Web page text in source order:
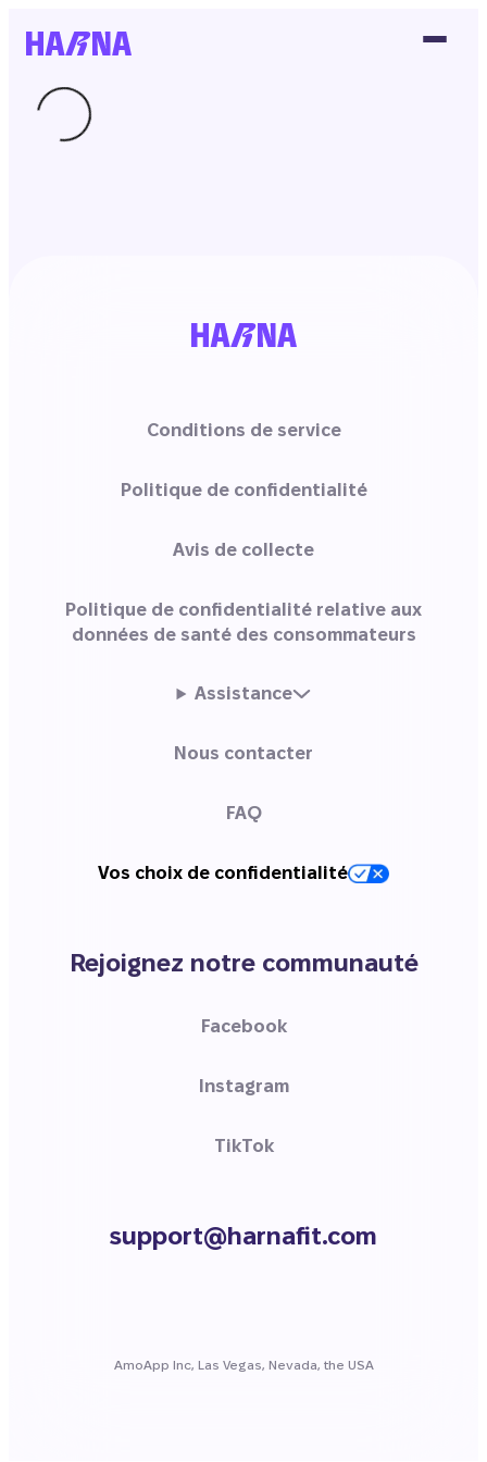
Conditions de service
Politique de confidentialité
Avis de collecte
Politique de confidentialité relative aux
données de santé des consommateurs
Assistance
Nous contacter
FAQ
Vos choix de confidentialité
Rejoignez notre communauté
Facebook
Instagram
TikTok
support@harnafit.com
AmoApp Inc, Las Vegas, Nevada, the USA